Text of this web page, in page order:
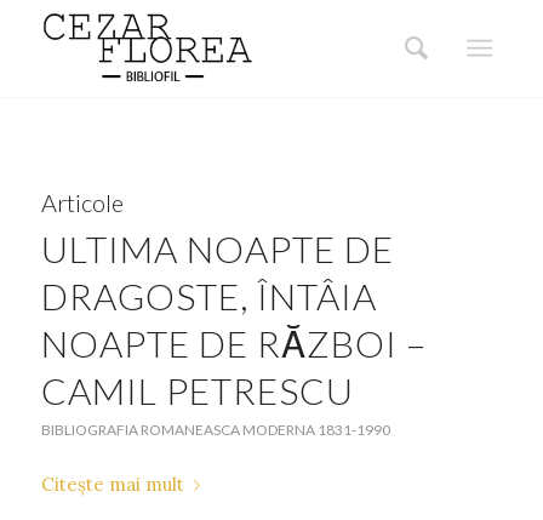
Articole
ULTIMA NOAPTE DE
DRAGOSTE, ÎNTÂIA
NOAPTE DE RĂZBOI –
CAMIL PETRESCU
BIBLIOGRAFIA ROMANEASCA MODERNA 1831-1990
Citește mai mult